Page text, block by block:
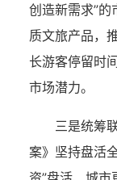
创造新需求”
质文旅产品，
长游客停留时
市场潜力。
三是统筹
案》坚持盘活